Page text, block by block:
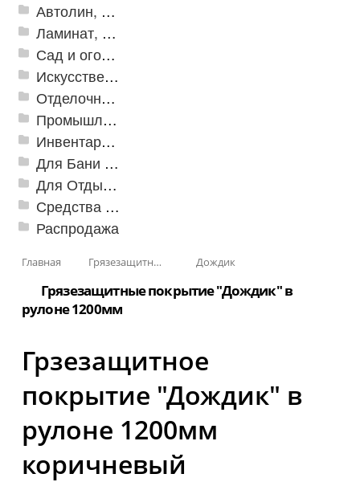
Автолин, Транслин, Линолеум
Ламинат, Кварцвиниловая плитка SPC
Сад и огород
Искусственная трава
Отделочные профили
Промышленный текстиль
Инвентарь для клининга
Для Бани и Сауны
Для Отдыха и Пикника
Средства от насекомых и садовых вредителей
Распродажа
Главная Грязезащитные, влаговпитывающие покрытия Дождик
Грязезащитные покрытие "Дождик" в
рулоне 1200мм
Грзезащитное
покрытие "Дождик" в
рулоне 1200мм
коричневый